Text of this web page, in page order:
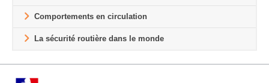
Comportements en circulation
La sécurité routière dans le monde